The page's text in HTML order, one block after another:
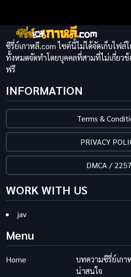
ซีรี่ย์เกาหลี.com ไซต์นี้ไม่ได้จัดเก็บไฟล์
ทั้งหมดจัดทำโดยบุคคลที่สามที่ไม่เกี่ยวข้
ฟรี
INFORMATION
Terms &
PRIVACY
DMCA / 2257
WORK WITH US
jav
Menu
Home
บทความซีรี่ย์เกา
น่าสนใจ